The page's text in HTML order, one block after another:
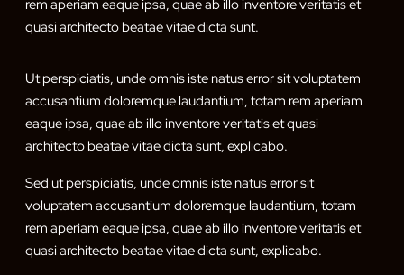
rem aperiam eaque ipsa, quae ab illo inventore veritatis et
quasi architecto beatae vitae dicta sunt.
Ut perspiciatis, unde omnis iste natus error sit voluptatem
accusantium doloremque laudantium, totam rem aperiam
eaque ipsa, quae ab illo inventore veritatis et quasi
architecto beatae vitae dicta sunt, explicabo.
Sed ut perspiciatis, unde omnis iste natus error sit
voluptatem accusantium doloremque laudantium, totam
rem aperiam eaque ipsa, quae ab illo inventore veritatis et
quasi architecto beatae vitae dicta sunt, explicabo.